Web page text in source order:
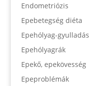
Endometriózis
Epebetegség diéta
Epehólyag-gyulladás
Epehólyagrák
Epekő, epekövesség
Epeproblémák